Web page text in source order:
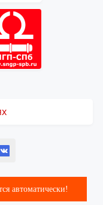
ВК
автоматически!